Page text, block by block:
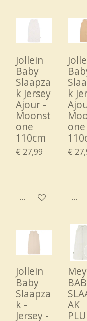
Jollein
Baby
Slaapza
k Jersey
Ajour -
Moonst
one
110cm
€ 27,99
In winkelwagen
k
one
€
In
Jollein
Baby
Slaapza
k -
Jersey -
AK